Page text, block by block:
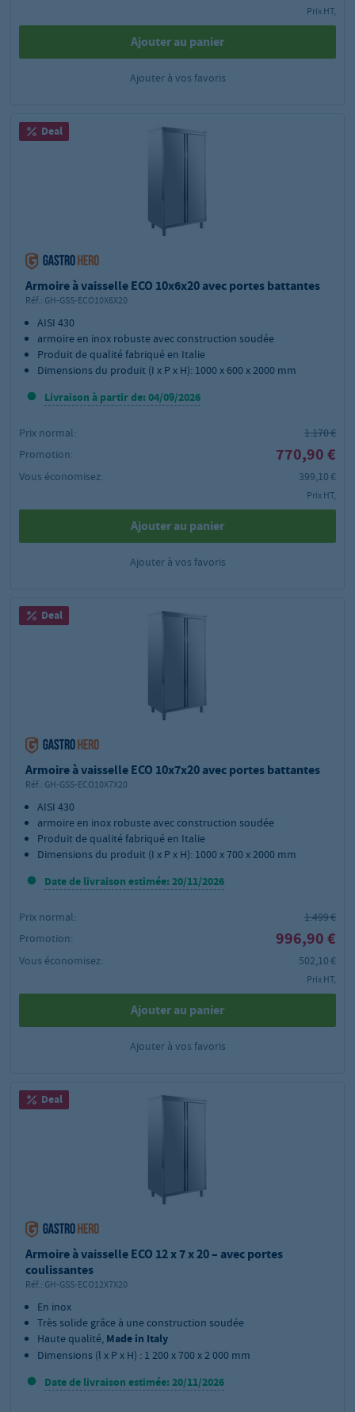
Prix HT,
Ajouter au panier
Ajouter à vos favoris
Deal
Armoire à vaisselle ECO 10x6x20 avec portes battantes
Réf.: GH-GSS-ECO10X6X20
AISI 430
armoire en inox robuste avec construction soudée
Produit de qualité fabriqué en Italie
Dimensions du produit (I x P x H): 1000 x 600 x 2000 mm
Livraison à partir de: 04/09/2026
Prix normal:
1.170 €
Promotion:
770,90 €
Vous économisez: 399,10 €
Prix HT,
Ajouter au panier
Ajouter à vos favoris
Deal
Armoire à vaisselle ECO 10x7x20 avec portes battantes
Réf.: GH-GSS-ECO10X7X20
AISI 430
armoire en inox robuste avec construction soudée
Produit de qualité fabriqué en Italie
Dimensions du produit (I x P x H): 1000 x 700 x 2000 mm
Date de livraison estimée: 20/11/2026
Prix normal:
1.499 €
Promotion:
996,90 €
Vous économisez: 502,10 €
Prix HT,
Ajouter au panier
Ajouter à vos favoris
Deal
Armoire à vaisselle ECO 12 x 7 x 20 – avec portes
coulissantes
Réf.: GH-GSS-ECO12X7X20
En inox
Très solide grâce à une construction soudée
Haute qualité, Made in Italy
Dimensions (l x P x H) : 1 200 x 700 x 2 000 mm
Date de livraison estimée: 20/11/2026